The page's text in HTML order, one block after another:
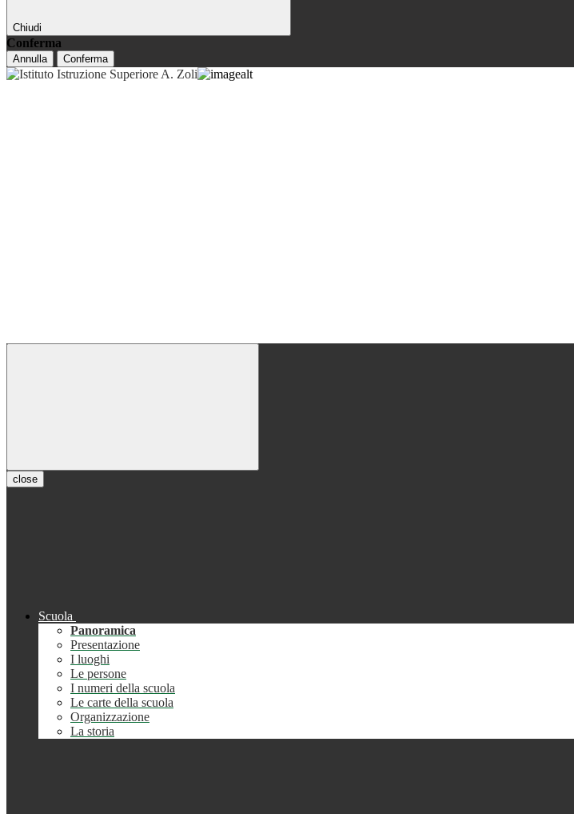
Chiudi
Conferma
Annulla Conferma
close
Scuola
Panoramica
Presentazione
I luoghi
Le persone
I numeri della scuola
Le carte della scuola
Organizzazione
La storia